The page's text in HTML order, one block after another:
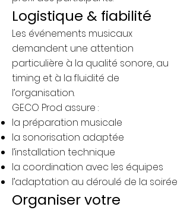
Logistique & fiabilité
Les événements musicaux
demandent une attention
particulière à la qualité sonore, au
timing et à la fluidité de
l’organisation.
GECO Prod assure :
la préparation musicale
la sonorisation adaptée
l’installation technique
la coordination avec les équipes
l’adaptation au déroulé de la soirée
Organiser votre